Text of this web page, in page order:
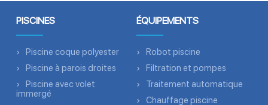
PISCINES
Piscine coque polyester
Piscine à parois droites
Piscine avec volet
immergé
ÉQUIPEMENTS
Robot piscine
Filtration et pompes
Traitement automatique
Chauffage piscine